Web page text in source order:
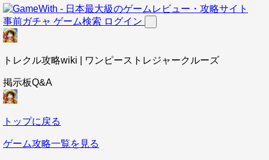
事前ガチャ ゲーム検索 ログイン
トレクル攻略wiki | ワンピーストレジャークルーズ
掲示板Q&A
トップに戻る
ゲーム攻略一覧を見る